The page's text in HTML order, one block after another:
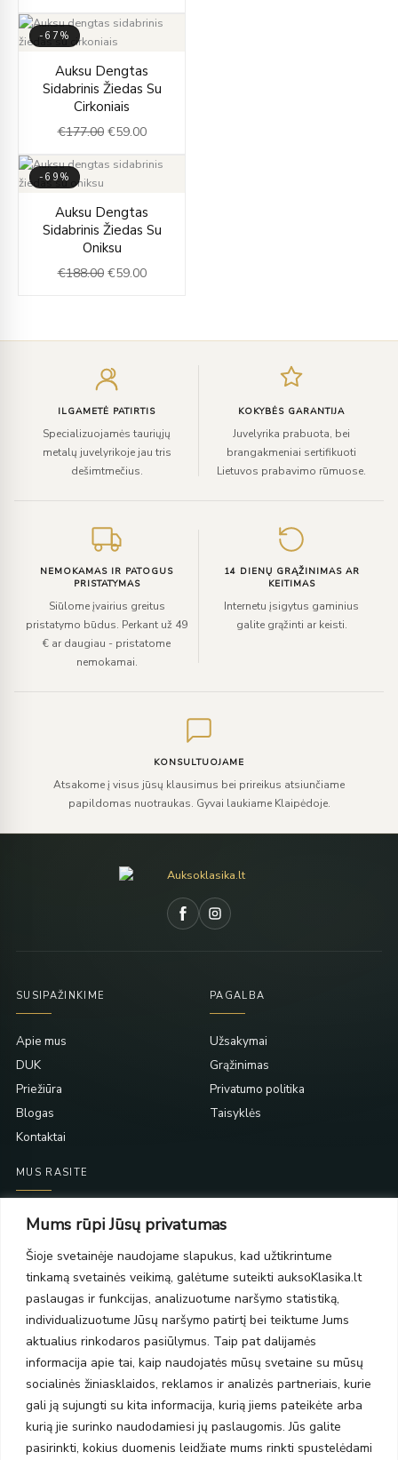
Mums rūpi Jūsų privatumas
Šioje svetainėje naudojame slapukus, kad užtikrintume
tinkamą svetainės veikimą, galėtume suteikti auksoKlasika.lt
paslaugas ir funkcijas, analizuotume naršymo statistiką,
individualizuotume Jūsų naršymo patirtį bei teiktume Jums
aktualius rinkodaros pasiūlymus. Taip pat dalijamės
informacija apie tai, kaip naudojatės mūsų svetaine su mūsų
socialinės žiniasklaidos, reklamos ir analizės partneriais, kurie
gali ją sujungti su kita informacija, kurią jiems pateikėte arba
kurią jie surinko naudodamiesi jų paslaugomis. Jūs galite
pasirinkti, kokius duomenis leidžiate mums rinkti spustelėdami
-67%
Auksu Dengtas
Sidabrinis Žiedas Su
Cirkoniais
€177.00
price
was:
€177.00.
€59.00
price
is:
-69%
Auksu Dengtas
Sidabrinis Žiedas Su
Oniksu
€188.00
price
was:
€188.00.
€59.00
price
is:
ILGAMETĖ PATIRTIS
Specializuojamės tauriųjų
metalų juvelyrikoje jau tris
dešimtmečius.
KOKYBĖS GARANTIJA
Juvelyrika prabuota, bei
brangakmeniai sertifikuoti
Lietuvos prabavimo rūmuose.
NEMOKAMAS IR PATOGUS
PRISTATYMAS
Siūlome įvairius greitus
pristatymo būdus. Perkant už 49
€ ar daugiau - pristatome
nemokamai.
14 DIENŲ GRĄŽINIMAS AR
KEITIMAS
Internetu įsigytus gaminius
galite grąžinti ar keisti.
KONSULTUOJAME
Atsakome į visus jūsų klausimus bei prireikus atsiunčiame
papildomas nuotraukas. Gyvai laukiame Klaipėdoje.
SUSIPAŽINKIME
Apie mus
DUK
Priežiūra
Blogas
Kontaktai
PAGALBA
Užsakymai
Grąžinimas
Privatumo politika
Taisyklės
MUS RASITE
Taikos pr. 139
PC Molas, Klaipėda
Taikos pr. 141
PC BIG 2, Klaipėda
Šilutės pl. 35
PC Banginis, Klaipėda
NAUJIENLAIŠKIS
Prenumeruokite ir gaukite pasiūlymus, naujienas bei riboto
leidimo kolekcijas.